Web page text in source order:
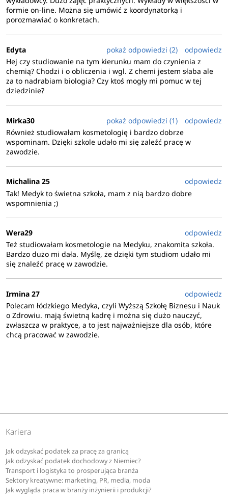
formie on-line. Można się umówić z koordynatorką i
porozmawiać o konkretach.
Edyta odpowiedz
pokaż odpowiedzi (2)
Hej czy studiowanie na tym kierunku mam do czynienia z
chemią? Chodzi i o obliczenia i wgl. Z chemi jestem słaba ale
za to nadrabiam biologia? Czy ktoś mogły mi pomuc w tej
dziedzinie?
Mirka30 odpowiedz
pokaż odpowiedzi (1)
Również studiowałam kosmetologię i bardzo dobrze
wspominam. Dzięki szkole udało mi się zaleźć pracę w
zawodzie.
Michalina 25
odpowiedz
Tak! Medyk to świetna szkoła, mam z nią bardzo dobre
wspomnienia ;)
Wera29
odpowiedz
Też studiowałam kosmetologie na Medyku, znakomita szkoła.
Bardzo dużo mi dała. Myślę, że dzięki tym studiom udało mi
się znaleźć pracę w zawodzie.
Irmina 27
odpowiedz
Polecam łódzkiego Medyka, czyli Wyższą Szkołę Biznesu i Nauk
o Zdrowiu. mają świetną kadrę i można się dużo nauczyć,
zwłaszcza w praktyce, a to jest najważniejsze dla osób, które
chcą pracować w zawodzie.
Kariera
Jak odzyskać podatek za pracę za granicą
Jak odzyskać podatek dochodowy z Niemiec?
Transport i logistyka to prosperująca branża
Sektory kreatywne: marketing, PR, media, moda
Jak wygląda praca w branży inżynierii i produkcji?